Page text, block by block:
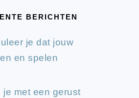
BERICHTEN
je dat jouw
en spelen
je met een gerust